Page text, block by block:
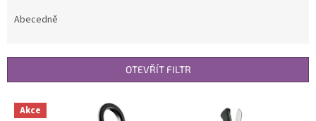
r
Abecedně
OTEVŘÍT FILTR
V Akce